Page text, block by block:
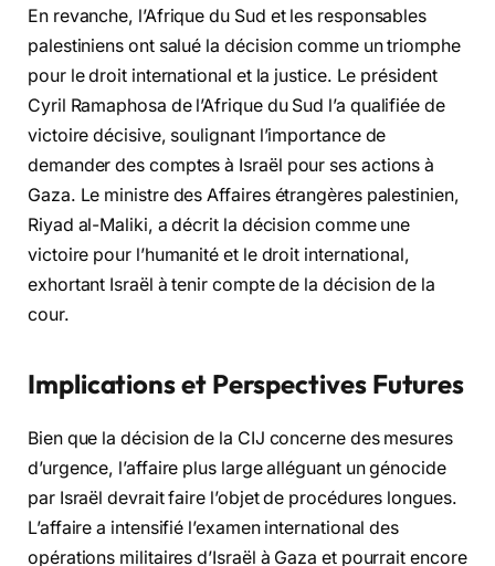
En revanche, l’Afrique du Sud et les responsables
palestiniens ont salué la décision comme un triomphe
pour le droit international et la justice. Le président
Cyril Ramaphosa de l’Afrique du Sud l’a qualifiée de
victoire décisive, soulignant l’importance de
demander des comptes à Israël pour ses actions à
Gaza. Le ministre des Affaires étrangères palestinien,
Riyad al-Maliki, a décrit la décision comme une
victoire pour l’humanité et le droit international,
exhortant Israël à tenir compte de la décision de la
cour.
Implications et Perspectives Futures
Bien que la décision de la CIJ concerne des mesures
d’urgence, l’affaire plus large alléguant un génocide
par Israël devrait faire l’objet de procédures longues.
L’affaire a intensifié l’examen international des
opérations militaires d’Israël à Gaza et pourrait encore